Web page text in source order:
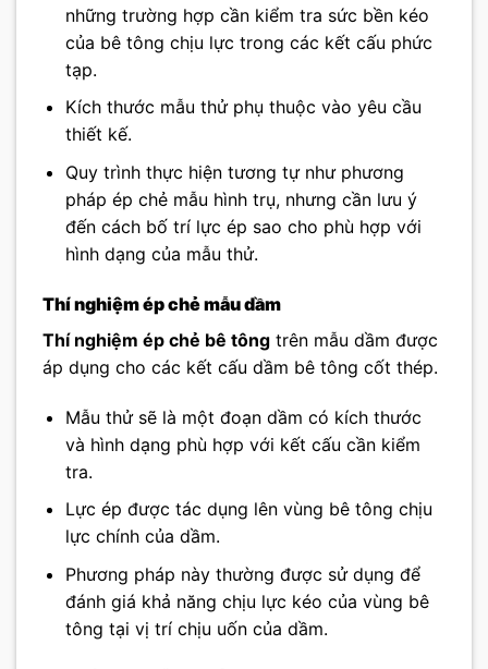
những trường hợp cần kiểm tra sức bền kéo
của bê tông chịu lực trong các kết cấu phức
tạp.
Kích thước mẫu thử phụ thuộc vào yêu cầu
thiết kế.
Quy trình thực hiện tương tự như phương
pháp ép chẻ mẫu hình trụ, nhưng cần lưu ý
đến cách bố trí lực ép sao cho phù hợp với
hình dạng của mẫu thử.
Thí nghiệm ép chẻ mẫu dầm
Thí nghiệm ép chẻ bê tông trên mẫu dầm được
áp dụng cho các kết cấu dầm bê tông cốt thép.
Mẫu thử sẽ là một đoạn dầm có kích thước
và hình dạng phù hợp với kết cấu cần kiểm
tra.
Lực ép được tác dụng lên vùng bê tông chịu
lực chính của dầm.
Phương pháp này thường được sử dụng để
đánh giá khả năng chịu lực kéo của vùng bê
tông tại vị trí chịu uốn của dầm.